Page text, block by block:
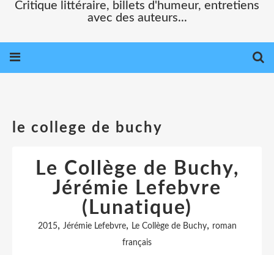
Critique littéraire, billets d'humeur, entretiens
avec des auteurs...
le college de buchy
Le Collège de Buchy,
Jérémie Lefebvre
(Lunatique)
2015, Jérémie Lefebvre, Le Collège de Buchy, roman
français